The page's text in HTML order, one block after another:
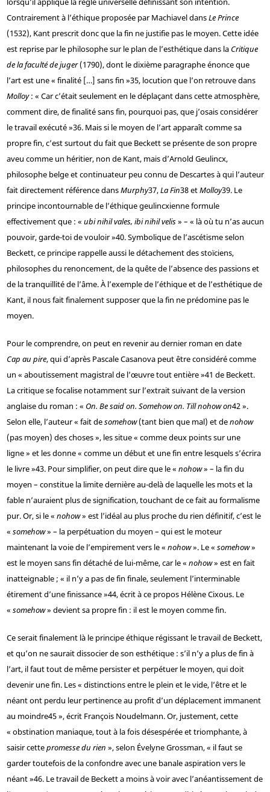
Contrairement à l’éthique proposée par Machiavel dansLe Prince
(1532), Kant prescrit donc que la fin ne justifie pas le moyen. Cette idée
est reprise par le philosophe sur le plan de l’esthétique dans laCritique
de la faculté de juger(1790), dont le dixième paragraphe énonce que
l’art est une « finalité […] sans fin »35, locution que l’on retrouve dans
Molloy: « Car c’était seulement en le déplaçant dans cette atmosphère,
comment dire, de finalité sans fin, pourquoi pas, que j’osais considérer
le travail exécuté »36. Mais si le moyen de l’art apparaît comme sa
propre fin, c’est surtout du fait que Beckett se présente de son propre
aveu comme un héritier, non de Kant, mais d’Arnold Geulincx,
philosophe belge et continuateur peu connu de Descartes à qui l’auteur
fait directement référence dansMurphy37,La Fin38etMolloy39. Le
principe incontournable de l’éthique geulincxienne formule
effectivement que : « ubi nihil vales, ibi nihil velis» – « là où tu n’as aucun
pouvoir, garde-toi de vouloir »40. Symbolique de l’ascétisme selon
Beckett, ce principe rappelle aussi le détachement des stoïciens,
philosophes du renoncement, de la quête de l’absence des passions et
de la tranquillité de l’âme. À l’exemple de l’éthique et de l’esthétique de
Kant, il nous fait finalement supposer que la fin ne prédomine pas le
moyen.
Pour le comprendre, on peut en revenir au dernier roman en date
Cap au pire, qui d’après Pascale Casanova peut être considéré comme
un « aboutissement magistral de l’œuvre tout entière »41 de Beckett.
La critique se focalise notamment sur l’extrait suivant de la version
anglaise du roman : « On. Be said on. Somehow on. Till nohow on42».
Selon elle, l’auteur « fait desomehow(tant bien que mal) et denohow
(pas moyen) des choses », les situe « comme deux points sur une
ligne » et les donne « comme un début et une fin entre lesquels s’écrira
le livre »43. Pour simplifier, on peut dire que le « nohow» – la fin du
moyen – constitue la limite dernière au-delà de laquelle les mots et la
fable n’auraient plus de signification, touchant de ce fait au formalisme
pur. Or, si le « nohow» est l’idéal au plus proche du rien définitif, c’est le
« somehow» – la perpétuation du moyen – qui est le moteur
maintenant la voie de l’empirement vers le « nohow». Le « somehow»
est le moyen sans fin détaché de lui-même, car le « nohow» est en fait
inatteignable ; « il n’y a pas de fin finale, seulement l’interminable
étirement d’une finissance »44, écrit à ce propos Hélène Cixous. Le
« somehow» devient sa propre fin : il est le moyen comme fin.
Ce serait finalement là le principe éthique régissant le travail de Beckett,
et qu’on ne saurait dissocier de son esthétique : s’il n’y a plus de fin à
l’art, il faut tout de même persister et perpétuer le moyen, qui doit
devenir une fin. Les « distinctions entre le plein et le vide, l’être et le
néant ont perdu leur pertinence au profit d’un déplacement immanent
au moindre45», écrit François Noudelmann. Or, justement, cette
« obstination maniaque, tout à la fois désespérée et triomphante, à
saisir cettepromesse du rien », selon Évelyne Grossman, « il faut se
garder toutefois de la confondre avec une banale aspiration vers le
néant »46. Le travail de Beckett a moins à voir avec l’anéantissement de